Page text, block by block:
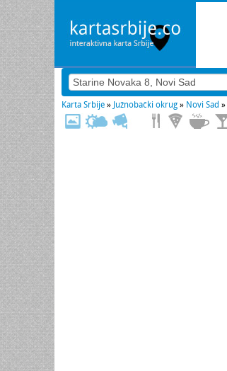
Karta Srbije » Južnobački okrug » Novi Sad »